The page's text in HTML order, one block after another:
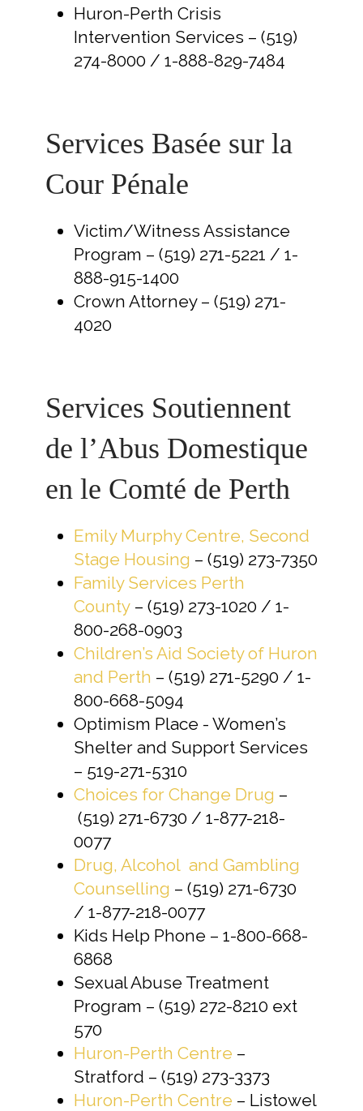
Huron-Perth Crisis
Intervention Services – (519)
274-8000 / 1-888-829-7484
Services Basée sur la
Cour Pénale
Victim/Witness Assistance
Program – (519) 271-5221 / 1-
888-915-1400
Crown Attorney – (519) 271-
4020
Services Soutiennent
de l’Abus Domestique
en le Comté de Perth
Emily Murphy Centre, Second
Stage Housing – (519) 273-7350
Family Services Perth
County– (519) 273-1020 / 1-
800-268-0903
Children’s Aid Society of Huron
and Perth – (519) 271-5290 / 1-
800-668-5094
Optimism Place - Women’s
Shelter and Support Services
– 519-271-5310
Choices for Change Drug –
(519) 271-6730 / 1-877-218-
0077
Drug, Alcohol and Gambling
Counselling – (519) 271-6730
/ 1-877-218-0077
Kids Help Phone – 1-800-668-
6868
Sexual Abuse Treatment
Program – (519) 272-8210 ext
570
Huron-Perth Centre –
Stratford – (519) 273-3373
Huron-Perth Centre – Listowel